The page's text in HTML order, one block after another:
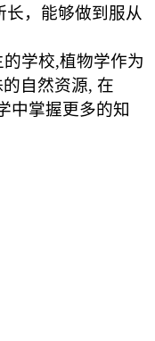
长，能够做到服从
学校,植物学作为
自然资源, 在
中掌握更多的知